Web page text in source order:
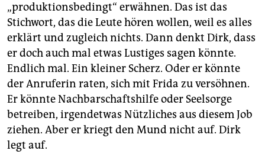
„produktionsbedingt“ erwähnen. Das ist das
Stichwort, das die Leute hören wollen, weil es alles
erklärt und zugleich nichts. Dann denkt Dirk, dass
er doch auch mal etwas Lustiges sagen könnte.
Endlich mal. Ein kleiner Scherz. Oder er könnte
der Anruferin raten, sich mit Frida zu versöhnen.
Er könnte Nachbarschaftshilfe oder Seelsorge
betreiben, irgendetwas Nützliches aus diesem Job
ziehen. Aber er kriegt den Mund nicht auf. Dirk
legt auf.